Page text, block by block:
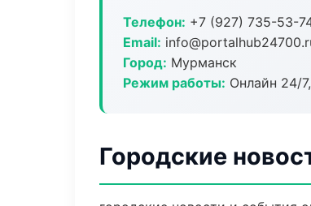
Телефон: +7 (927) 735-53-
Email:
Город: Мурманск
Режим работы: Онлайн 24/
Городские